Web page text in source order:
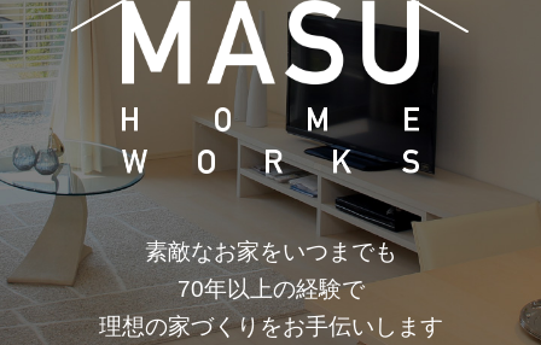
素敵なお家をいつまでも
70年以上の経験で
理想の家づくりをお手伝いします